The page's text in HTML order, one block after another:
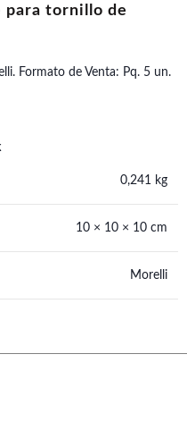
para tornillo de
Formato de Venta: Pq. 5 un.
0,241 kg
10 × 10 × 10 cm
Morelli